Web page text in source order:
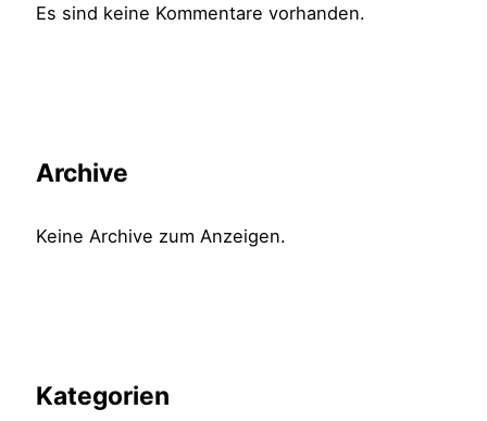
Es sind keine Kommentare vorhanden.
Archive
Keine Archive zum Anzeigen.
Kategorien